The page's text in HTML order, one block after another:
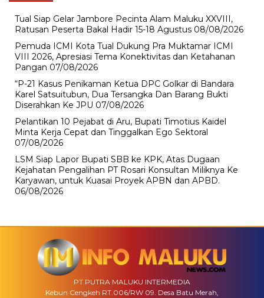
Tual Siap Gelar Jambore Pecinta Alam Maluku XXVIII,
Ratusan Peserta Bakal Hadir 15-18 Agustus 08/08/2026
Pemuda ICMI Kota Tual Dukung Pra Muktamar ICMI
VIII 2026, Apresiasi Tema Konektivitas dan Ketahanan
Pangan 07/08/2026
“P-21 Kasus Penikaman Ketua DPC Golkar di Bandara
Karel Satsuitubun, Dua Tersangka Dan Barang Bukti
Diserahkan Ke JPU 07/08/2026
Pelantikan 10 Pejabat di Aru, Bupati Timotius Kaidel
Minta Kerja Cepat dan Tinggalkan Ego Sektoral
07/08/2026
LSM Siap Lapor Bupati SBB ke KPK, Atas Dugaan
Kejahatan Pengalihan PT Rosari Konsultan Miliknya Ke
Karyawan, untuk Kuasai Proyek APBN dan APBD.
06/08/2026
PT PUTRA MALUKU INTERMEDIA
Kebun Cengkeh RT.006/RW 09. Desa Batu Merah,